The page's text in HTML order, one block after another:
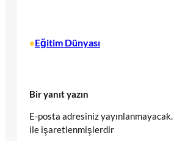
•Eğitim Dünyası
Bir yanıt yazın
E-posta adresiniz yayınlanmayacak.
ile işaretlenmişlerdir